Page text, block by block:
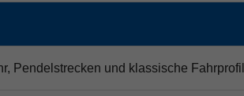
Pendelstrecken und klassische